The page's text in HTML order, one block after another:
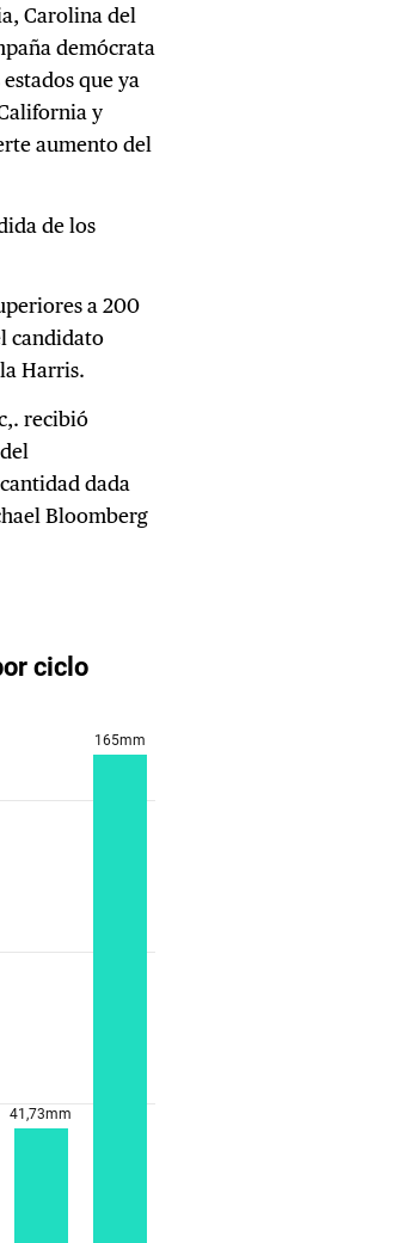
Carolina del
demócrata
que ya
y
aumento del
de los
a 200
candidato
Harris.
recibió
dada
Bloomberg